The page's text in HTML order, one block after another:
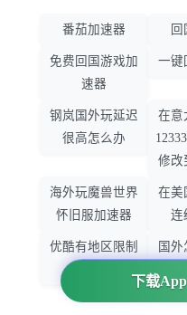
下载
番茄加速器
免费回国游戏加
速器
一键
钢岚国外玩延迟
很高怎么办
在意
修改
海外玩魔兽世界
怀旧服加速器
在美
连
优酷有地区限制
国
精